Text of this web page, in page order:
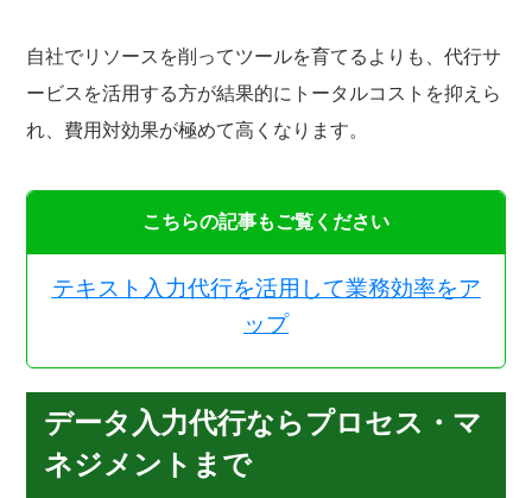
自社でリソースを削ってツールを育てるよりも、代行サ
ービスを活用する方が結果的にトータルコストを抑えら
れ、費用対効果が極めて高くなります。
こちらの記事もご覧ください
テキスト入力代行を活用して業務効率をア
ップ
データ入力代行ならプロセス・マ
ネジメントまで